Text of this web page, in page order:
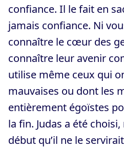
confiance. Il le fait en
jamais confiance. Ni
connaître le cœur des
connaître leur avenir
utilise même ceux qui
mauvaises ou dont les
entièrement égoïstes
la fin. Judas a été
début qu’il ne le